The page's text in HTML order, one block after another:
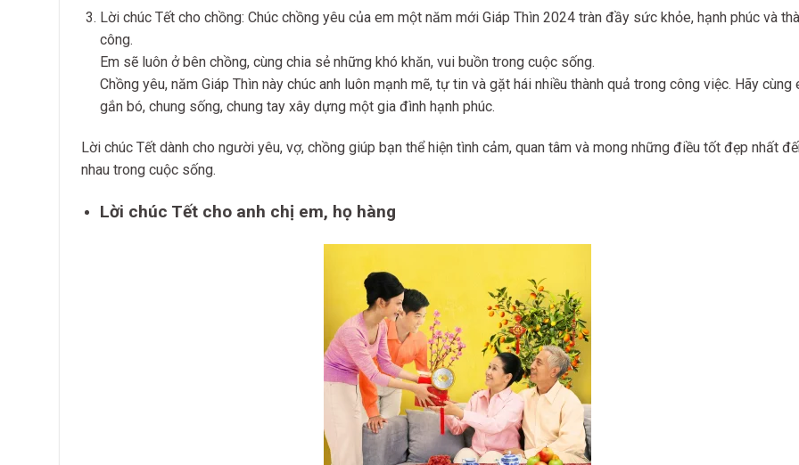
Lời chúc Tết cho chồng: Chúc chồng yêu của em một năm mới Giáp Thìn 2024 tràn đầy sức khỏe, hạnh phúc và
công.
Em sẽ luôn ở bên chồng, cùng chia sẻ những khó khăn, vui buồn trong cuộc sống.
Chồng yêu, năm Giáp Thìn này chúc anh luôn mạnh mẽ, tự tin và gặt hái nhiều thành quả trong công việc. Hãy cùng
gắn bó, chung sống, chung tay xây dựng một gia đình hạnh phúc.
Lời chúc Tết dành cho người yêu, vợ, chồng giúp bạn thể hiện tình cảm, quan tâm và mong những điều tốt đẹp nhất
nhau trong cuộc sống.
Lời chúc Tết cho anh chị em, họ hàng